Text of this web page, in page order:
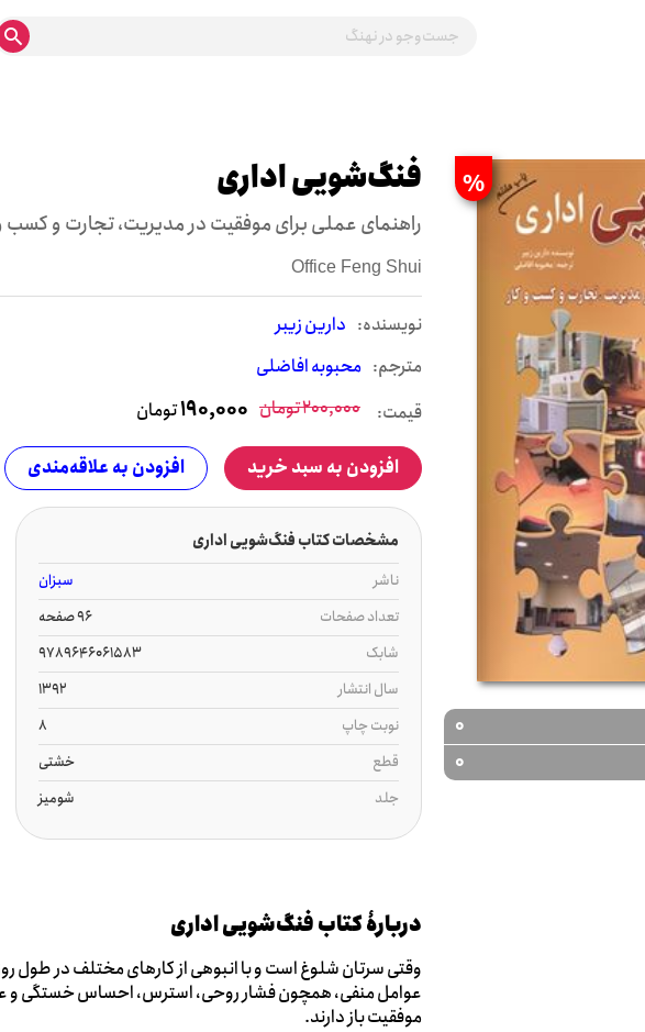
%
0
0
ف‍ن‍گ‌ش‍وی‍ی‌ اداری‌
راهنمای عملی برای موفقیت در مدیریت، تجارت و کسب
Office Feng Shui
نويسنده: دارین زیبر
مترجم: محبوبه افاضلی
قیمت: 200,000تومان 190,000تومان
افزودن به سبد خرید افزودن به علاقه‌مندی
مشخصات کتاب ف‍ن‍گ‌ش‍وی‍ی‌ اداری‌
ناشر
سبزان
تعداد صفحات
96 صفحه
شابک
9789646061583
سال انتشار
1392
نوبت چاپ
8
قطع
خشتی
جلد
شومیز
دربارۀ کتاب ف‍ن‍گ‌ش‍وی‍ی‌ اداری‌
وقتی سرتان شلوغ است و با انبوهی از کارهای مختلف در طول
عوامل منفی، همچون فشار روحی، استرس، احساس خستگی و
موفقیت باز دارند.